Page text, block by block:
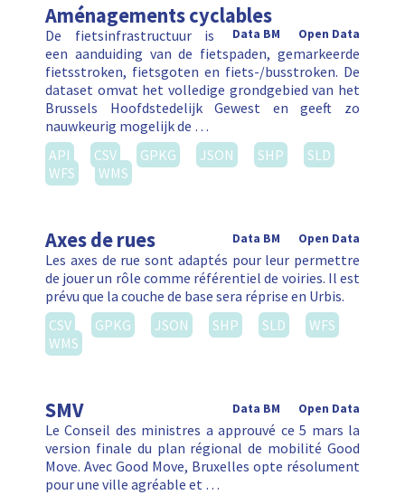
Aménagements cyclables
Open Data
Data BM
De fietsinfrastructuur is
een aanduiding van de fietspaden, gemarkeerde
fietsstroken, fietsgoten en fiets-/busstroken. De
dataset omvat het volledige grondgebied van het
Brussels Hoofdstedelijk Gewest en geeft zo
nauwkeurig mogelijk de …
API
CSV GPKG JSON SHP
SLD
WFS
WMS
Axes de rues Open Data
Data BM
Les axes de rue sont adaptés pour leur permettre
de jouer un rôle comme référentiel de voiries. Il est
prévu que la couche de base sera réprise en Urbis.
CSV
GPKG JSON SHP SLD
WFS
WMS
SMV Open Data
Data BM
Le Conseil des ministres a approuvé ce 5 mars la
version finale du plan régional de mobilité Good
Move. Avec Good Move, Bruxelles opte résolument
pour une ville agréable et …